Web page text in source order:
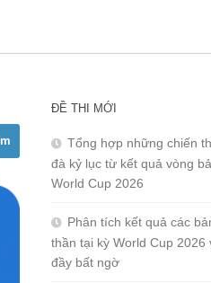
ĐỀ THI MỚI
Tổng hợp những chiến
đà kỷ lục từ kết quả vòng
World Cup 2026
Phân tích kết quả các
thần tại kỳ World Cup 2026
đầy bất ngờ